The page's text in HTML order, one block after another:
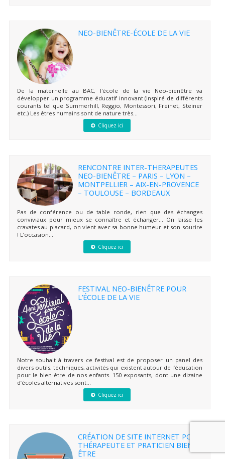
NEO-BIENÊTRE-ÉCOLE DE LA VIE
De la maternelle au BAC, l'école de la vie Neo-bienêtre va
développer un programme éducatif innovant (inspiré de différents
courants tel que Summerhill, Reggio, Montessori, Freinet, Steiner
etc.) Les êtres humains sont de nature très...
Cliquez ici
RENCONTRE INTER-THERAPEUTES
NEO-BIENÊTRE – PARIS – LYON –
MONTPELLIER – AIX-EN-PROVENCE
– TOULOUSE – BORDEAUX
Pas de conférence ou de table ronde, rien que des échanges
conviviaux pour mieux se connaître et échanger… On laisse les
cravates au placard, on vient avec sa bonne humeur et son sourire
! L’occasion...
Cliquez ici
FESTIVAL NEO-BIENÊTRE POUR
L’ÉCOLE DE LA VIE
Notre souhait à travers ce festival est de proposer un panel des
divers outils, techniques, activités qui existent autour de l’éducation
pour le bien-être de nos enfants. 150 exposants, dont une dizaine
d’écoles alternatives sont...
Cliquez ici
CRÉATION DE SITE INTERNET POUR
THÉRAPEUTE ET PRATICIEN BIEN-
ÊTRE